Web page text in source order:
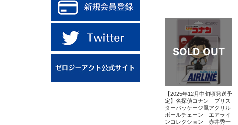
【2025年12月中旬頃発送予
定】名探偵コナン ブリス
ターパッケージ風アクリル
ボールチェーン エアライ
ンコレクション 赤井秀一